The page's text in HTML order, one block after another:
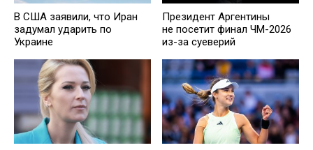
В США заявили, что Иран
задумал ударить по
Украине
Президент Аргентины
не посетит финал ЧМ-2026
из-за суеверий